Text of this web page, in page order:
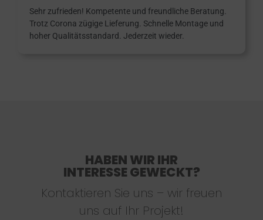
Sehr zufrieden! Kompetente und freundliche Beratung.
Trotz Corona zügige Lieferung. Schnelle Montage und
hoher Qualitätsstandard. Jederzeit wieder.
HABEN WIR IHR
INTERESSE GEWECKT?
Kontaktieren Sie uns – wir freuen
uns auf Ihr Projekt!